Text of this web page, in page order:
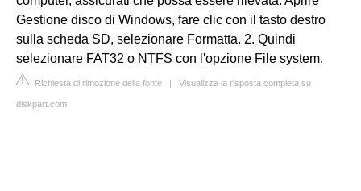
Gestione disco di Windows, fare clic con il tasto destro
sulla scheda SD, selezionare Formatta. 2. Quindi
selezionare FAT32 o NTFS con l'opzione File system.
Richiesta di rimozione della fonte | Visualizza la risposta completa su
diskpart.com